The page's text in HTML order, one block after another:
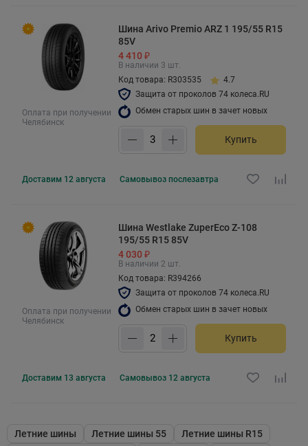
Оплата при получении
Челябинск
Шина Arivo Premio ARZ 1 195/55 R15
85V
4 410 ₽
В наличии 3 шт.
Код товара: R303535
4.7
Защита от проколов 74 колеса.RU
Обмен старых шин в зачет новых
Купить
Доставим 12 августа Самовывоз послезавтра
Оплата при получении
Челябинск
Шина Westlake ZuperEco Z-108
195/55 R15 85V
4 030 ₽
В наличии 2 шт.
Код товара: R394266
Защита от проколов 74 колеса.RU
Обмен старых шин в зачет новых
Купить
Доставим 13 августа Самовывоз 12 августа
Летние шины Летние шины 55
Летние шины R15